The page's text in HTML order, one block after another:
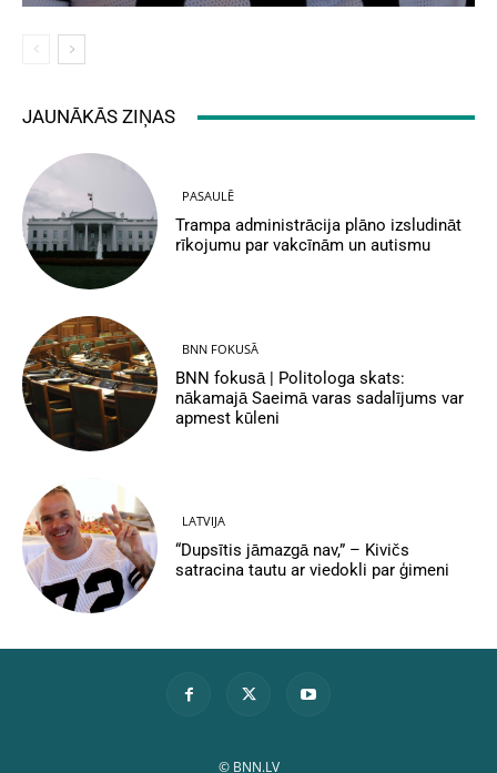
JAUNĀKĀS ZIŅAS
PASAULĒ
Trampa administrācija plāno izsludināt
rīkojumu par vakcīnām un autismu
BNN FOKUSĀ
BNN fokusā | Politologa skats:
nākamajā Saeimā varas sadalījums var
apmest kūleni
LATVIJA
“Dupsītis jāmazgā nav,” – Kivičs
satracina tautu ar viedokli par ģimeni
© BNN.LV